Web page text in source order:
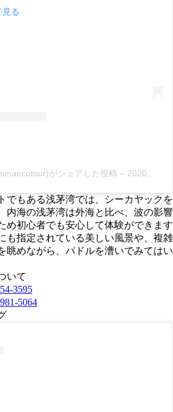
る
がシェアした投稿 – 2020年 5月月14日午前1時38分PDT
でもある浅茅湾では、シーカヤックを
内海の浅茅湾は外海と比べ、波の影響
め初心者でも安心して体験ができます
も指定されている美しい風景や、複雑
眺めながら、パドルを漕いでみてはい
いて
3595
5064